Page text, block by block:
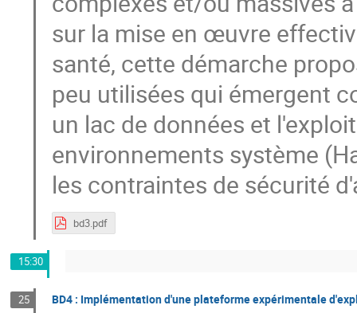
sur la mise en œuvre
santé, cette démarche
peu utilisées qui émergent
un lac de données et
environnements système
les contraintes de sécurité
bd3.pdf
15:30
25 BD4 : Implémentation d'une plateforme expérimentale